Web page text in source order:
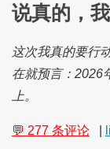
说真的，
这次我真的要行
在就预言：2026
上。
💬 277 条评论